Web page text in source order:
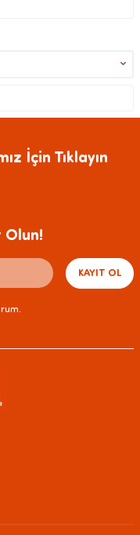
İçin Tıklayın
Olun!
KAYIT OL